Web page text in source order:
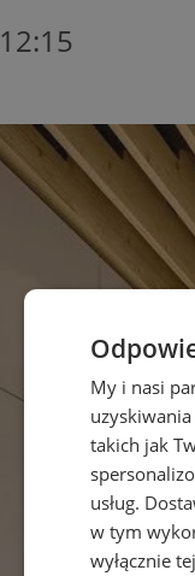
My i nasi
takich jak
usług.
w tym
wyłącznie